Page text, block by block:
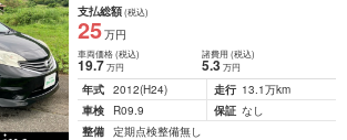
支払総額(税込)
25万円
車両価格(税込)
19.7万円
諸費用 (税込)
5.3 万円
年式 2012(H24) 走行 13.1万km
車検
R09.9 保証 なし
整備 定期点検整備無し